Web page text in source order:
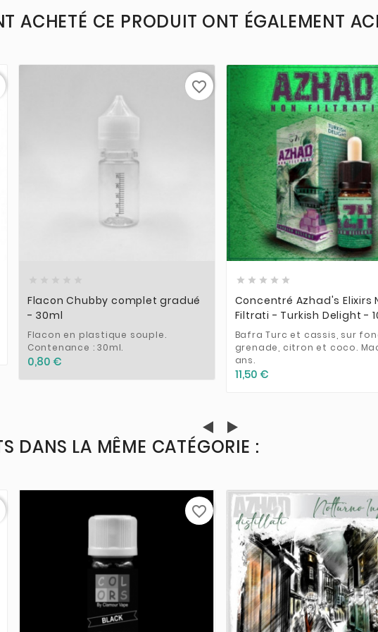
ACHETÉ CE PRODUIT ONT ÉGALEMENT
Flacon Chubby complet gradué
- 30ml
Flacon en plastique souple.
Contenance : 30ml.
0,80 €
favorite_border
  
    
Concentré Azhad's Elixirs
Filtrati - Turkish Delight -
Bafra Turc et cassis, sur
grenade, citron et coco.
ans.
11,50 €
DANS LA MÊME CATÉGORIE :
favorite_border